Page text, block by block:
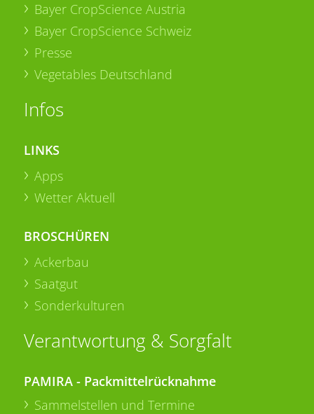
Bayer CropScience Austria
Bayer CropScience Schweiz
Presse
Vegetables Deutschland
Infos
LINKS
Apps
Wetter Aktuell
BROSCHÜREN
Ackerbau
Saatgut
Sonderkulturen
Verantwortung & Sorgfalt
PAMIRA - Packmittelrücknahme
Sammelstellen und Termine